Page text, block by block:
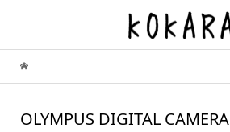
OLYMPUS DIGITAL CAMERA